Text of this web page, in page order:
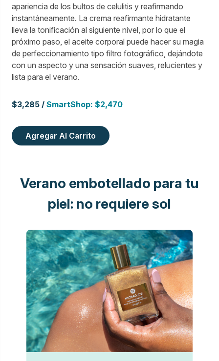
apariencia de los bultos de celulitis y reafirmando
instantáneamente. La crema reafirmante hidratante
lleva la tonificación al siguiente nivel, por lo que el
próximo paso, el aceite corporal puede hacer su magia
de perfeccionamiento tipo filtro fotográfico, dejándote
con un aspecto y una sensación suaves, relucientes y
lista para el verano.
$3,285 / SmartShop: $2,470
Agregar Al Carrito
Verano embotellado para tu
piel: no requiere sol